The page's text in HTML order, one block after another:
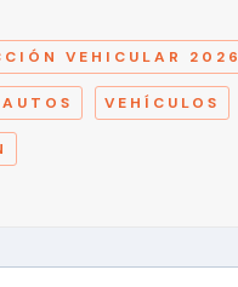
VEHICULAR 2026
AUTOS VEHÍCULOS